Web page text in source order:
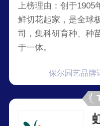
上榜理由：创于1905
鲜切花起家，是全球
司，集科研育种、种
于一体。
保尔园艺品牌